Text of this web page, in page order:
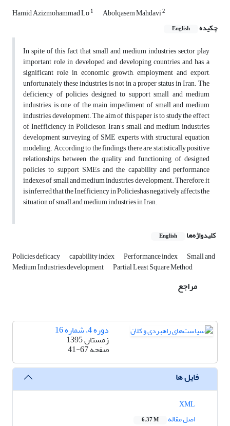
Hamid Azizmohammad Lo1 Abolqasem Mahdavi2
چکیده English
In spite of this fact that small and medium industries sector play
important role in developed and developing countries and has a
significant role in economic growth, employment and export,
unfortunately these industries is not in a proper status in Iran. The
deficiency of policies designed to support small and medium
industries, is one of the main impediment of small and medium
industries development. The aim of this paper is to study the effect
of Inefficiency in Policieson Iran’s small and medium industries
development surveying of SME experts with structural equation
modeling. According to the findings, there are statistically positive
relationships between the quality and functioning of designed
policies to support SMEs and the capability and performance
indexes of small and medium industries development. Therefore, it
is inferred that the Inefficiency in Policieshas negatively affects the
situation of small and medium industries in Iran.
کلیدواژه‌ها English
Policies deficacy capability index Performance index Small and
Medium Industries development Partial Least Square Method
مراجع
دوره 4، شماره 16
زمستان 1395
صفحه41-67
فایل ها
اصل مقاله
6.37 M